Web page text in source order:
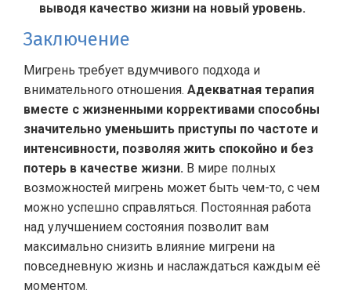
выводя качество жизни на новый уровень.
Заключение
Мигрень требует вдумчивого подхода и
внимательного отношения. Адекватная терапия
вместе с жизненными коррективами способны
значительно уменьшить приступы по частоте и
интенсивности, позволяя жить спокойно и без
потерь в качестве жизни. В мире полных
возможностей мигрень может быть чем-то, с чем
можно успешно справляться. Постоянная работа
над улучшением состояния позволит вам
максимально снизить влияние мигрени на
повседневную жизнь и наслаждаться каждым её
моментом.